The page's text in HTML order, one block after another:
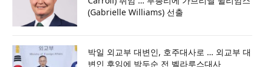
(Gabrielle Williams) 선출
박일 외교부 대변인, 호주대사로 … 외교부 대
변인 후임에 박두순 전 벨라루스대사